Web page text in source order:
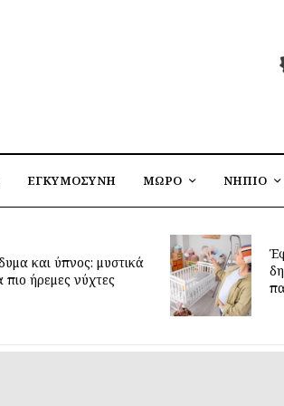
ΕΓΚΥΜΟΣΥΝΗ ΜΩΡΟ ΝΗΠΙΟ
Έφτασε η στιγμή να
δημιουργήσεις το ιδανικό
παιδικό δωμάτιο;